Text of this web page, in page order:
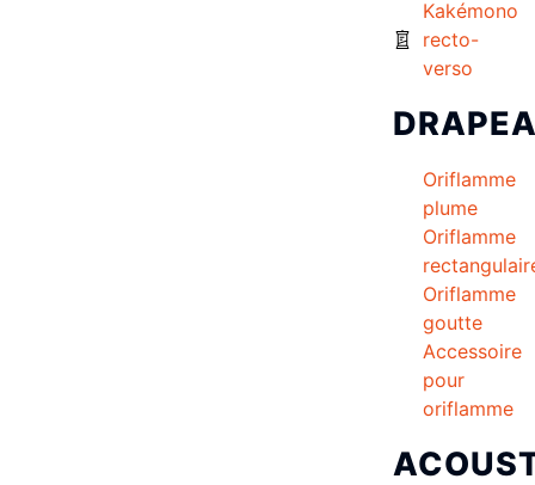
Kakémono
recto-
verso
Oriflamme
plume
Oriflamme
Oriflamme
goutte
Accessoire
pour
oriflamme